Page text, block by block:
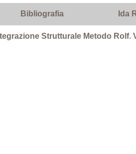
Bibliografia Ida
Strutturale Metodo Rolf.